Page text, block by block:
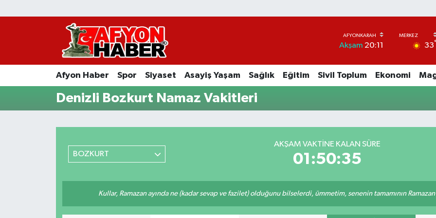
Akşam 20:11 33°
Afyon Haber Spor Siyaset Asayiş Yaşam Sağlık Eğitim Sivil Toplum Ekonomi
Denizli Bozkurt Namaz Vakitleri
BOZKURT
AKŞAM VAKTINE KALAN SÜRE
01:50:35
Kullar, Ramazan ayında ne (kadar sevap ve fazilet) olduğunu bilselerdi, ümmetim, senenin tamamının
Afyon Haber
Spor
Asayiş Yaşam